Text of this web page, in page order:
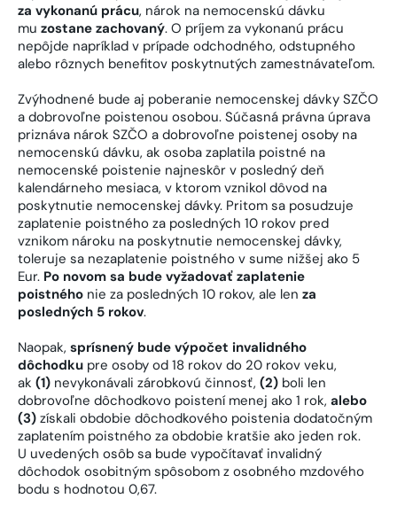
za vykonanú prácu, nárok na nemocenskú dávku
mu zostane zachovaný. O príjem za vykonanú prácu
nepôjde napríklad v prípade odchodného, odstupného
alebo rôznych benefitov poskytnutých zamestnávateľom.
Zvýhodnené bude aj poberanie nemocenskej dávky SZČO
a dobrovoľne poistenou osobou. Súčasná právna úprava
priznáva nárok SZČO a dobrovoľne poistenej osoby na
nemocenskú dávku, ak osoba zaplatila poistné na
nemocenské poistenie najneskôr v posledný deň
kalendárneho mesiaca, v ktorom vznikol dôvod na
poskytnutie nemocenskej dávky. Pritom sa posudzuje
zaplatenie poistného za posledných 10 rokov pred
vznikom nároku na poskytnutie nemocenskej dávky,
toleruje sa nezaplatenie poistného v sume nižšej ako 5
Eur. Po novom sa bude vyžadovať zaplatenie
poistného nie za posledných 10 rokov, ale len za
posledných 5 rokov.
Naopak, sprísnený bude výpočet invalidného
dôchodku pre osoby od 18 rokov do 20 rokov veku,
ak (1) nevykonávali zárobkovú činnosť, (2) boli len
dobrovoľne dôchodkovo poistení menej ako 1 rok, alebo
(3) získali obdobie dôchodkového poistenia dodatočným
zaplatením poistného za obdobie kratšie ako jeden rok.
U uvedených osôb sa bude vypočítavať invalidný
dôchodok osobitným spôsobom z osobného mzdového
bodu s hodnotou 0,67.